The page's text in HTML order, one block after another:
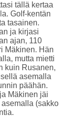
tällä kertaa
Golf-kentän
tasainen.
ja kirjasi
ajan, 110
Mäkinen. Hän
mutta mietti
kuin Rusanen,
asemalla
päähän.
Mäkinen jäi
(sakko